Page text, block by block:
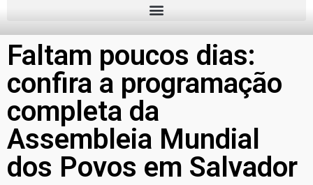
Faltam poucos dias:
confira a programação
completa da
Assembleia Mundial
dos Povos em Salvador